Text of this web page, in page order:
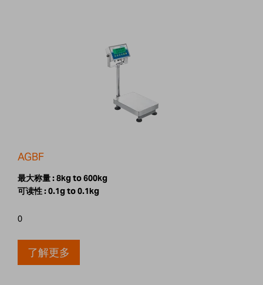
AGBF
最大称量 :8kg to 600kg
可读性 :0.1g to 0.1kg
0
了解更多